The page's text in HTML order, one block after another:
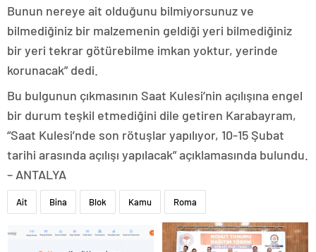
Bunun nereye ait olduğunu bilmiyorsunuz ve
bilmediğiniz bir malzemenin geldiği yeri bilmediğiniz
bir yeri tekrar götürebilme imkan yoktur, yerinde
korunacak” dedi.
Bu bulgunun çıkmasının Saat Kulesi’nin açılışına engel
bir durum teşkil etmediğini dile getiren Karabayram,
“Saat Kulesi’nde son rötuşlar yapılıyor, 10-15 Şubat
tarihi arasında açılışı yapılacak” açıklamasında bulundu.
– ANTALYA
Ait Bina Blok Kamu Roma